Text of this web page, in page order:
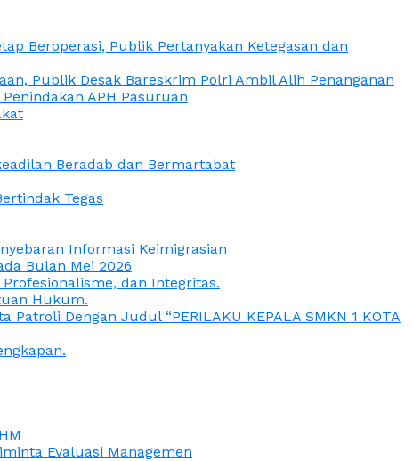
Beroperasi, Publik Pertanyakan Ketegasan dan
Publik Desak Bareskrim Polri Ambil Alih Penanganan
APH Pasuruan
Beradab dan Bermartabat
Tegas
Informasi Keimigrasian
Bulan Mei 2026
dan Integritas.
Hukum.
Dengan Judul “PERILAKU KEPALA SMKN 1 KOTA
Evaluasi Managemen